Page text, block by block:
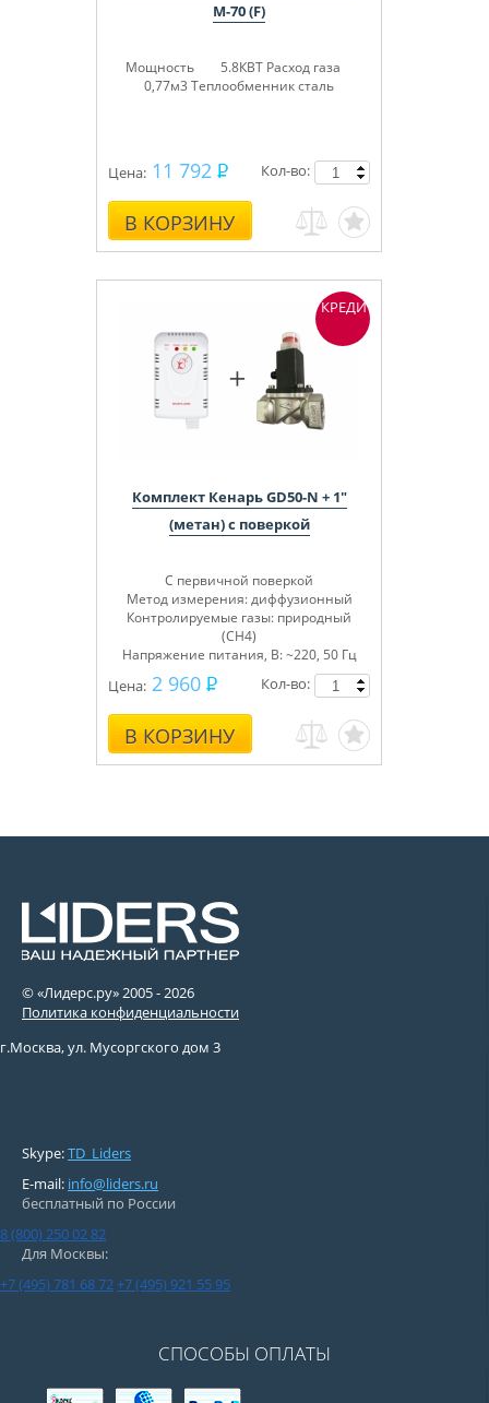
М-70 (F)
Мощность 5.8КВТ Расход газа
0,77м3 Теплообменник сталь
Цена: 11 792
В КОРЗИНУ
Кол-во:
Комплект Кенарь GD50-N + 1"
(метан) с поверкой
С первичной поверкой
Метод измерения: диффузионный
Контролируемые газы: природный
(СН4)
Напряжение питания, В: ~220, 50 Гц
Цена: 2 960
В КОРЗИНУ
Кол-во:
КРЕДИТ
© «Лидерс.ру» 2005 -2026
Политика конфиденциальности
г.Москва, ул. Мусоргского дом 3
Skype:TD_Liders
E-mail: info@liders.ru
бесплатный по России
8 (800) 250 02 82
Для Москвы:
+7 (495) 781 68 72+7 (495) 921 55 95
СПОСОБЫ ОПЛАТЫ